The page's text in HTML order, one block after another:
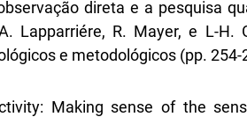
direta e a pesquisa
Lapparriére, R. Mayer, e L-H.
e metodológicos (pp. 254-
Making sense of the